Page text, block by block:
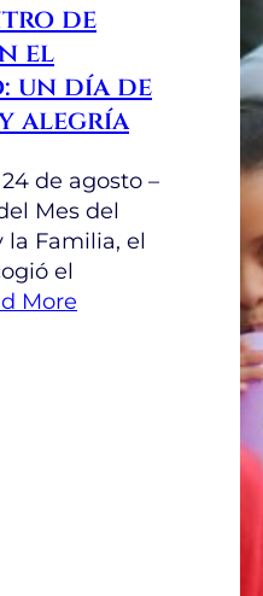
de
el
un día de
alegría
de agosto –
Mes del
Familia, el
el
More